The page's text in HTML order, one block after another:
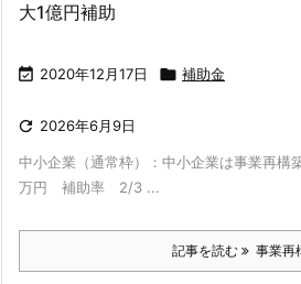
大1億円補助
 2020年12月17日  補助金
 2026年6月9日
中小企業（通常枠）：中小企業は事業再構
万円 補助率 2/3 ...
記事を読む 事業再